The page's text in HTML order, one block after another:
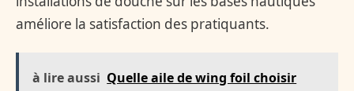
améliore la satisfaction des pratiquants.
à lire aussi Quelle aile de wing foil choisir